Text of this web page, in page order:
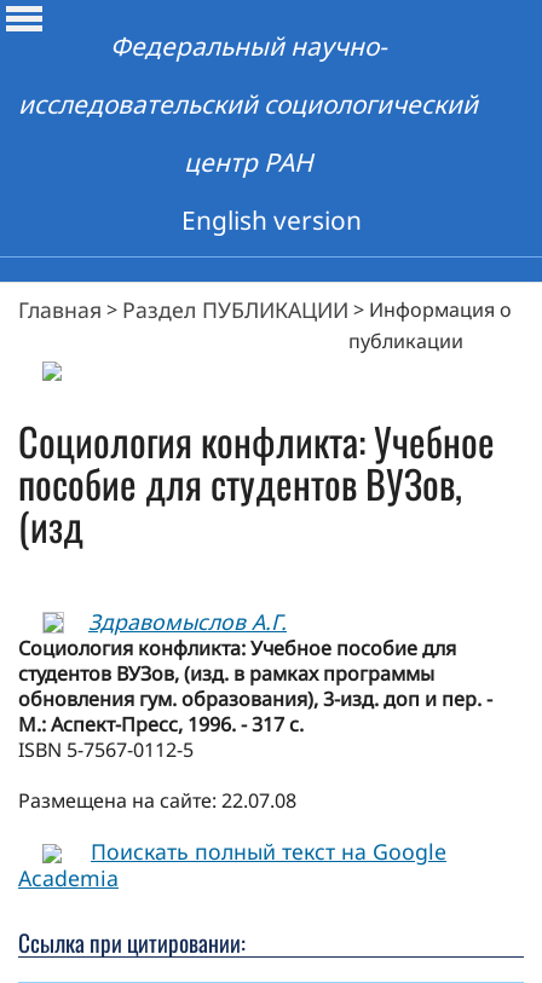
Федеральный научно-
исследовательский социологический
центр РАН
English version
Главная > Раздел ПУБЛИКАЦИИ > Информация о
публикации
Социология конфликта: Учебное
пособие для студентов ВУЗов,
(изд
Здравомыслов А.Г.
Социология конфликта: Учебное пособие для
студентов ВУЗов, (изд. в рамках программы
обновления гум. образования), 3-изд. доп и пер. -
М.: Аспект-Пресс, 1996. - 317 с.
ISBN 5-7567-0112-5
Размещена на сайте: 22.07.08
Поискать полный текст на Google
Academia
Ссылка при цитировании: